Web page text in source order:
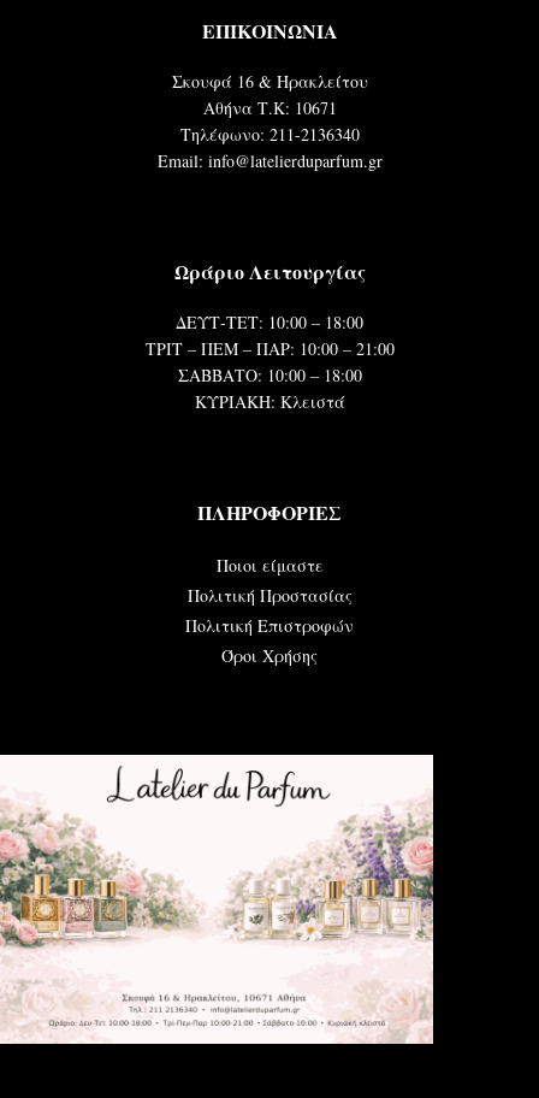
ΕΠΙΚΟΙΝΩΝΙΑ
Σκουφά 16 & Ηρακλείτου
Αθήνα Τ.Κ: 10671
Τηλέφωνο: 211-2136340
Email: info@latelierduparfum.gr
Ωράριο Λειτουργίας
ΔΕΥΤ-ΤΕΤ: 10:00 – 18:00
ΤΡΙΤ – ΠΕΜ – ΠΑΡ: 10:00 – 21:00
ΣΑΒΒΑΤΟ: 10:00 – 18:00
ΚΥΡΙΑΚΗ: Κλειστά
ΠΛΗΡΟΦΟΡΙΕΣ
Ποιοι είμαστε
Πολιτική Προστασίας
Πολιτική Επιστροφών
Όροι Χρήσης